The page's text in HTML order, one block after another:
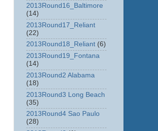
2013Round16_Baltimore
(14)
2013Round17_Reliant
(22)
2013Round18_Reliant (6)
2013Round19_Fontana
(14)
2013Round2 Alabama
(18)
2013Round3 Long Beach
(35)
2013Round4 Sao Paulo
(28)